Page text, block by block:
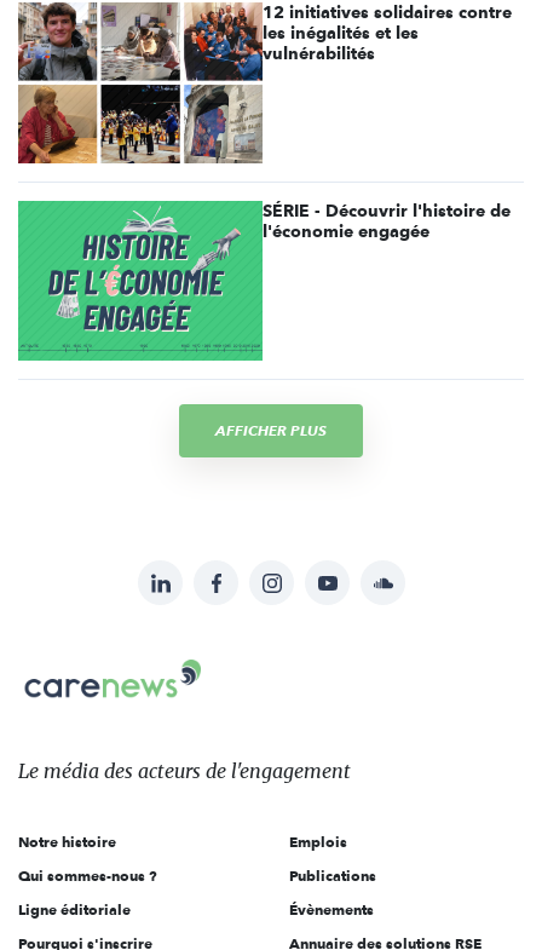
12 initiatives solidaires contre
les inégalités et les
vulnérabilités
SÉRIE - Découvrir l'histoire de
l'économie engagée
AFFICHER PLUS
sur:
LinkedInFacebookInstagramYouTubeSoundcloud
Carenews,
Le
des
l'engagement
Le média des acteurs de l'engagement
Notre histoire
Qui sommes-nous ?
Ligne éditoriale
Pourquoi s'inscrire
Emplois
Publications
Évènements
Annuaire des solutions RSE